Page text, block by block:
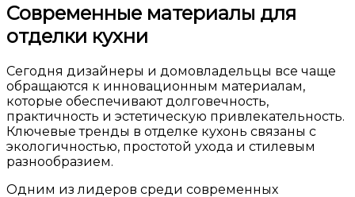
Современные материалы для
отделки кухни
Сегодня дизайнеры и домовладельцы все чаще
обращаются к инновационным материалам,
которые обеспечивают долговечность,
практичность и эстетическую привлекательность.
Ключевые тренды в отделке кухонь связаны с
экологичностью, простотой ухода и стилевым
разнообразием.
Одним из лидеров среди современных